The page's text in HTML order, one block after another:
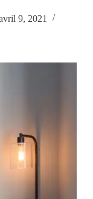
9, 2021